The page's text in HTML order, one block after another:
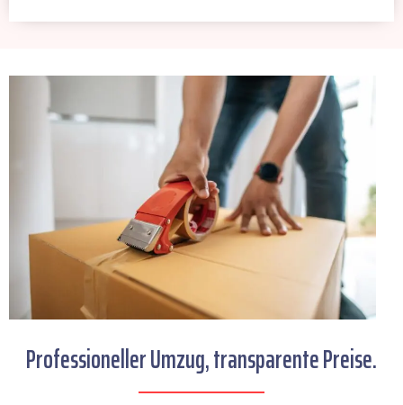
Professioneller Umzug, transparente Preise.